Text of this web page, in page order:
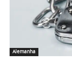
Alemanha